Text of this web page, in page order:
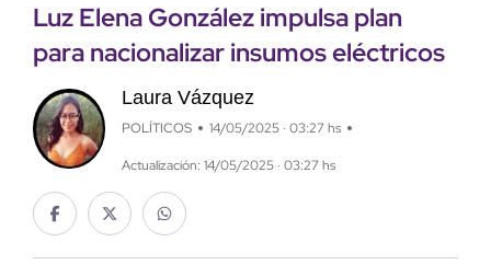
Luz Elena González impulsa plan
para nacionalizar insumos eléctricos
Laura Vázquez
POLÍTICOS 14/05/2025 · 03:27 hs
Actualización: 14/05/2025 · 03:27 hs